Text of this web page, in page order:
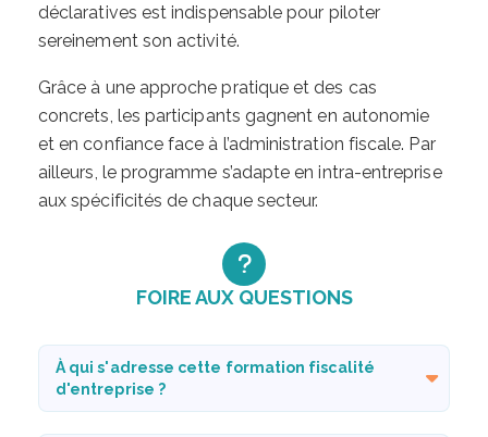
déclaratives est indispensable pour piloter
sereinement son activité.
Grâce à une approche pratique et des cas
concrets, les participants gagnent en autonomie
et en confiance face à l’administration fiscale. Par
ailleurs, le programme s’adapte en intra-entreprise
aux spécificités de chaque secteur.
FOIRE AUX QUESTIONS
À qui s'adresse cette formation fiscalité
d'entreprise ?